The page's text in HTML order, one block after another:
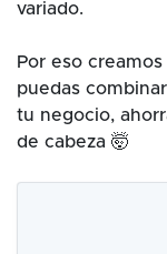
variado.
Por eso
puedas
tu negocio,
de cabeza 🤯